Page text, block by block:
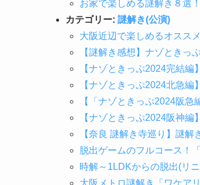
お家で楽しめる謎解き８選
カテゴリー: 謎解き(公演)
大阪近辺で楽しめるオスス
【謎解き感想】ナゾときっ
【ナゾときっぷ2024完結編
【ナゾときっぷ2024北急編
【「ナゾときっぷ2024阪
【ナゾときっぷ2024阪神編
【奈良 謎解き寺巡り】謎解
脱出ゲームのフルコース！
時解～1LDKからの脱出(リ
大阪メトロ謎解き「ワケア